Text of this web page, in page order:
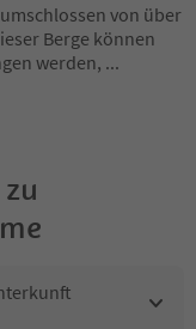
von über
Berge können
werden, ...